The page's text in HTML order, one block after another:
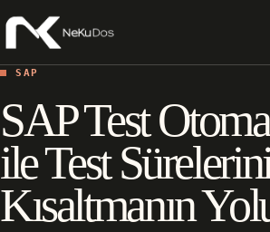
SAP
SAP Test
ile Test
Kısaltmanın